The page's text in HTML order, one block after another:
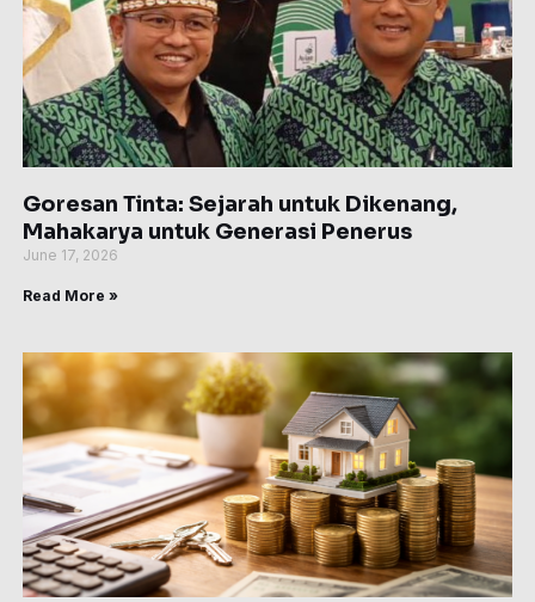
Goresan Tinta: Sejarah untuk Dikenang,
Mahakarya untuk Generasi Penerus
June 17, 2026
Read More »